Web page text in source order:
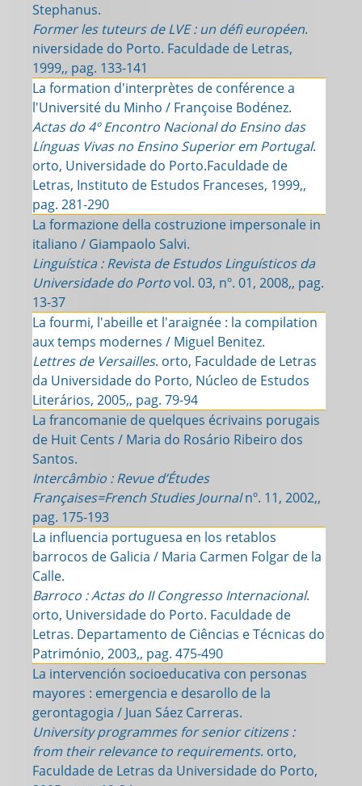
Stephanus.
Former les tuteurs de LVE : un défi européen.
niversidade do Porto. Faculdade de Letras,
1999,, pag. 133-141
La formation d'interprètes de conférence a
l'Université du Minho / Françoise Bodénez.
Actas do 4º Encontro Nacional do Ensino das
Línguas Vivas no Ensino Superior em Portugal.
orto, Universidade do Porto.Faculdade de
Letras, Instituto de Estudos Franceses, 1999,,
pag. 281-290
La formazione della costruzione impersonale in
italiano / Giampaolo Salvi.
Linguística : Revista de Estudos Linguísticos da
Universidade do Portovol. 03, nº. 01, 2008,, pag.
13-37
La fourmi, l'abeille et l'araignée : la compilation
aux temps modernes / Miguel Benitez.
Lettres de Versailles. orto, Faculdade de Letras
da Universidade do Porto, Núcleo de Estudos
Literários, 2005,, pag. 79-94
La francomanie de quelques écrivains porugais
de Huit Cents / Maria do Rosário Ribeiro dos
Santos.
Intercâmbio : Revue d’Études
Françaises=French Studies Journalnº. 11, 2002,,
pag. 175-193
La influencia portuguesa en los retablos
barrocos de Galicia / Maria Carmen Folgar de la
Calle.
Barroco : Actas do II Congresso Internacional.
orto, Universidade do Porto. Faculdade de
Letras. Departamento de Ciências e Técnicas do
Património, 2003,, pag. 475-490
La intervención socioeducativa con personas
mayores : emergencia e desarollo de la
gerontagogia / Juan Sáez Carreras.
University programmes for senior citizens :
from their relevance to requirements. orto,
Faculdade de Letras da Universidade do Porto,